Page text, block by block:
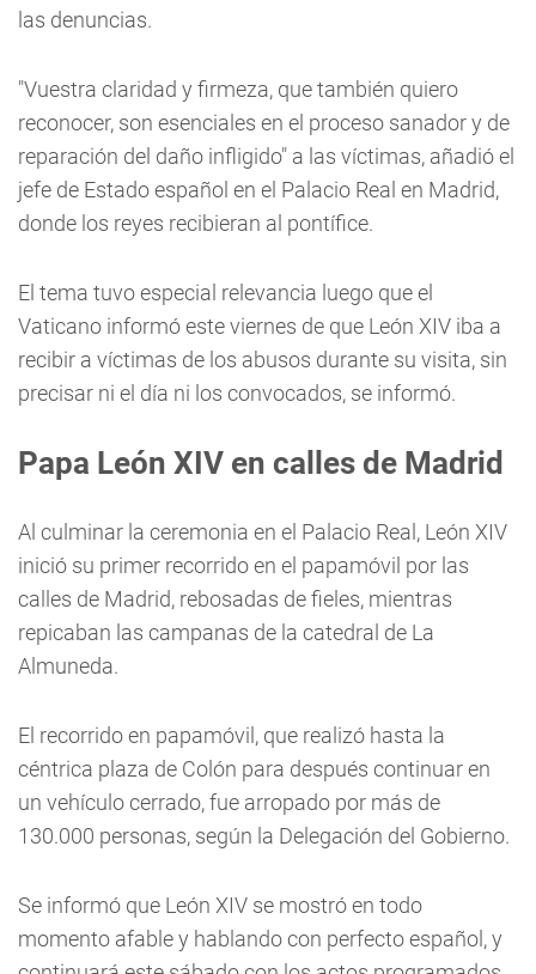
las denuncias.
"Vuestra claridad y firmeza, que también quiero
reconocer, son esenciales en el proceso sanador y de
reparación del daño infligido" a las víctimas, añadió el
jefe de Estado español en el Palacio Real en Madrid,
donde los reyes recibieran al pontífice.
El tema tuvo especial relevancia luego que el
Vaticano informó este viernes de que León XIV iba a
recibir a víctimas de los abusos durante su visita, sin
precisar ni el día ni los convocados, se informó.
Papa León XIV en calles de Madrid
Al culminar la ceremonia en el Palacio Real, León XIV
inició su primer recorrido en el papamóvil por las
calles de Madrid, rebosadas de fieles, mientras
repicaban las campanas de la catedral de La
Almuneda.
El recorrido en papamóvil, que realizó hasta la
céntrica plaza de Colón para después continuar en
un vehículo cerrado, fue arropado por más de
130.000 personas, según la Delegación del Gobierno.
Se informó que León XIV se mostró en todo
momento afable y hablando con perfecto español, y